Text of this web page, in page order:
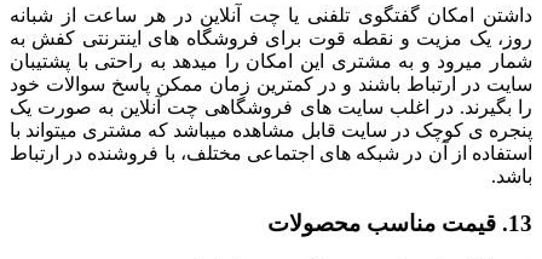
داشتن امکان گفتگوی تلفنی یا چت آنلاین در هر ساعت از شبانه
روز، یک مزیت و نقطه قوت برای فروشگاه های اینترنتی کفش به
شمار میرود و به مشتری این امکان را میدهد به راحتی با پشتیبان
سایت در ارتباط باشند و در کمترین زمان ممکن پاسخ سوالات خود
را بگیرند. در اغلب سایت های فروشگاهی چت آنلاین به صورت یک
پنجره ی کوچک در سایت قابل مشاهده میباشد که مشتری میتواند با
استفاده از آن در شبکه های اجتماعی مختلف، با فروشنده در ارتباط
باشد.
13. قیمت مناسب محصولات